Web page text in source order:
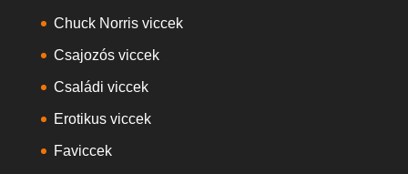
Chuck Norris viccek
Csajozós viccek
Családi viccek
Erotikus viccek
Faviccek